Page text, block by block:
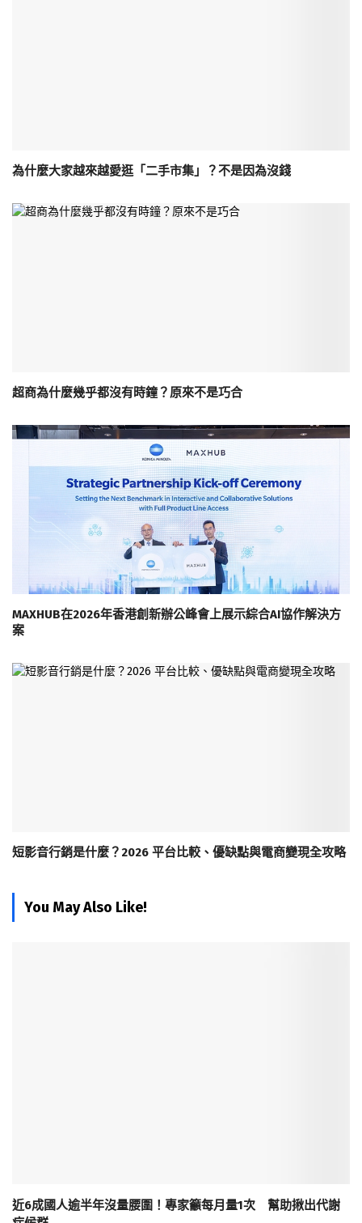
為什麼大家越來越愛逛「二手市集」？不是因為沒錢
超商為什麼幾乎都沒有時鐘？原來不是巧合
MAXHUB在2026年香港創新辦公峰會上展示綜合AI協作解決方
案
短影音行銷是什麼？2026 平台比較、優缺點與電商變現全攻略
You May Also Like!
近6成國人逾半年沒量腰圍！專家籲每月量1次 幫助揪出代謝